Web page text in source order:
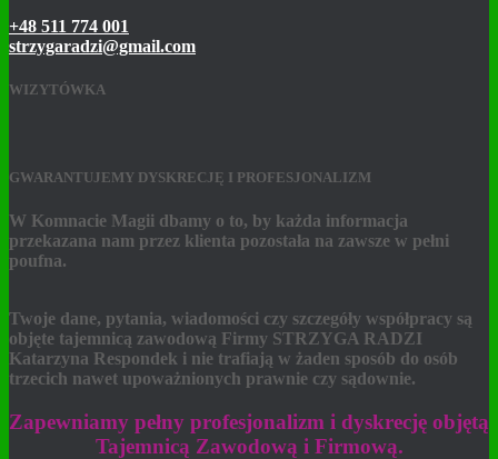
+48 511 774 001
strzygaradzi@gmail.com
WIZYTÓWKA
GWARANTUJEMY DYSKRECJĘ I PROFESJONALIZM
W Komnacie Magii dbamy o to, by każda informacja
przekazana nam przez klienta pozostała na zawsze w pełni
poufna.
Twoje dane, pytania, wiadomości czy szczegóły współpracy są
objęte tajemnicą zawodową Firmy STRZYGA RADZI
Katarzyna Respondek i nie trafiają w żaden sposób do osób
trzecich nawet upoważnionych prawnie czy sądownie.
Zapewniamy pełny profesjonalizm i dyskrecję objętą
Tajemnicą Zawodową i Firmową.